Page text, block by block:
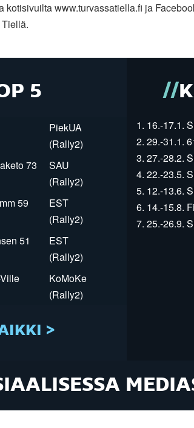
kotisivuilta www.turvassatiella.fi ja
5
PiekUA
(Rally2)
73
SAU
(Rally2)
59
EST
(Rally2)
51
EST
(Rally2)
KoMoKe
(Rally2)
>
1. 16.-17.1.
2. 29.-31.1.
3. 27.-28.2.
4. 22.-23.5.
5. 12.-13.6.
6. 14.-15.8.
7. 25.-26.9.